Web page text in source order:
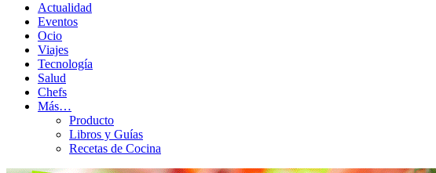
Actualidad
Eventos
Ocio
Viajes
Tecnología
Salud
Chefs
Más…
Producto
Libros y Guías
Recetas de Cocina